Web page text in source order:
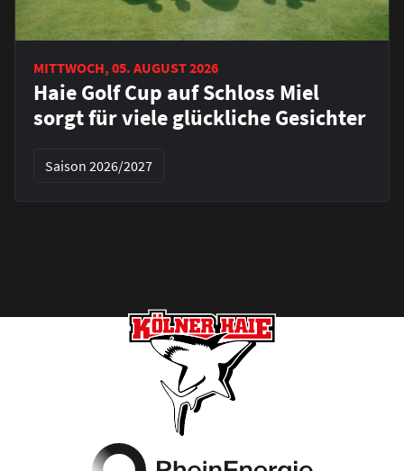
MITTWOCH, 05. AUGUST 2026
Haie Golf Cup auf Schloss Miel
sorgt für viele glückliche Gesichter
Saison 2026/2027